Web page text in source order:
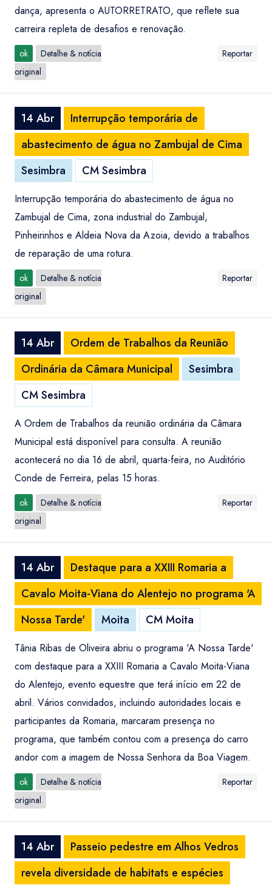
dança, apresenta o AUTORRETRATO, que reflete sua
carreira repleta de desafios e renovação.
ok
Detalhe & notícia
original
Reportar
14 Abr
Interrupção temporária de
abastecimento de água no Zambujal de Cima
Sesimbra
CM Sesimbra
Interrupção temporária do abastecimento de água no
Zambujal de Cima, zona industrial do Zambujal,
Pinheirinhos e Aldeia Nova da Azoia, devido a trabalhos
de reparação de uma rotura.
ok
Detalhe & notícia
original
Reportar
14 Abr
Ordem de Trabalhos da Reunião
Ordinária da Câmara Municipal
Sesimbra
CM Sesimbra
A Ordem de Trabalhos da reunião ordinária da Câmara
Municipal está disponível para consulta. A reunião
acontecerá no dia 16 de abril, quarta-feira, no Auditório
Conde de Ferreira, pelas 15 horas.
ok
Detalhe & notícia
original
Reportar
14 Abr
Destaque para a XXIII Romaria a
Cavalo Moita-Viana do Alentejo no programa 'A
Nossa Tarde'
Moita CM Moita
Tânia Ribas de Oliveira abriu o programa 'A Nossa Tarde'
com destaque para a XXIII Romaria a Cavalo Moita-Viana
do Alentejo, evento equestre que terá início em 22 de
abril. Vários convidados, incluindo autoridades locais e
participantes da Romaria, marcaram presença no
programa, que também contou com a presença do carro
andor com a imagem de Nossa Senhora da Boa Viagem.
ok
Detalhe & notícia
original
Reportar
14 Abr
Passeio pedestre em Alhos Vedros
revela diversidade de habitats e espécies